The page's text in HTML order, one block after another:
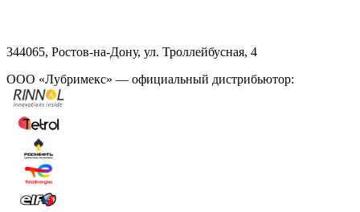
344065, Ростов-на-Дону, ул. Троллейбусная, 4
ООО «Лубримекс» — официальный дистрибьютор: